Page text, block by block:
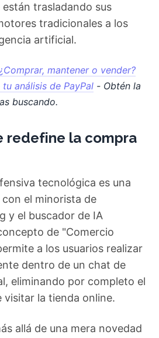
trasladando sus
tradicionales a los
artificial.
mantener o vender?
análisis de PayPal - Obtén la
buscando.
redefine la compra
tecnológica es una
el minorista de
y el buscador de IA
de "Comercio
a los usuarios realizar
dentro de un chat de
eliminando por completo el
visitar la tienda online.
allá de una mera novedad